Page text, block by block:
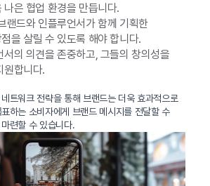
은 협업 환경을 만듭니다.
랜드와 인플루언서가 함께 기획한
을 살릴 수 있도록 해야 합니다.
서의 의견을 존중하고, 그들의 창의성을
원합니다.
트워크 전략을 통해 브랜드는 더욱 효과적으로
하는 소비자에게 브랜드 메시지를 전달할 수
련할 수 있습니다.